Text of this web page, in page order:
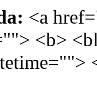
<a
<b>